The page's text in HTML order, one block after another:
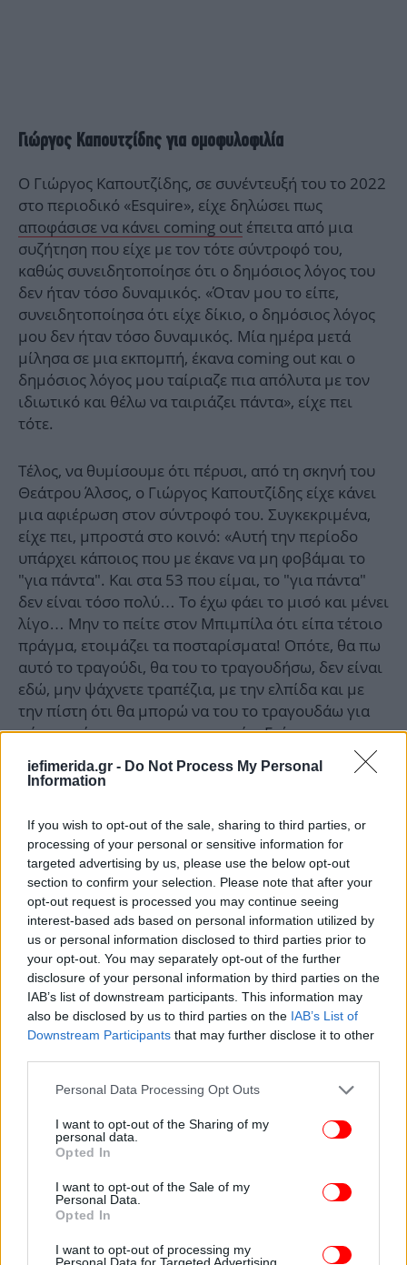
iefimerida.gr - Do Not Process My Personal
Information
If you wish to opt-out of the sale, sharing to third parties, or
processing of your personal or sensitive information for
targeted advertising by us, please use the below opt-out
section to confirm your selection. Please note that after your
opt-out request is processed you may continue seeing
interest-based ads based on personal information utilized by
us or personal information disclosed to third parties prior to
your opt-out. You may separately opt-out of the further
disclosure of your personal information by third parties on the
IAB’s list of downstream participants. This information may
also be disclosed by us to third parties on the IAB’s List of
Downstream Participants that may further disclose it to other
Please note that this website/app uses one or more Google
not limited to your visit or usage behaviour. You may click to
grant or deny consent to Google and its third-party tags to
use your data for below specified purposes in below Google
consent section.
Personal Data Processing Opt Outs
I want to opt-out of the Sharing of my
personal data.
Opted In
I want to opt-out of the Sale of my
Personal Data.
Opted In
I want to opt-out of processing my
Personal Data for Targeted Advertising.
Γιώργος Καπουτζίδης για ομοφυλοφιλία
Ο Γιώργος Καπουτζίδης, σε συνέντευξή του το 2022
στο περιοδικό «Esquire», είχε δηλώσει πως
αποφάσισε να κάνει coming out έπειτα από μια
συζήτηση που είχε με τον τότε σύντροφό του,
καθώς συνειδητοποίησε ότι ο δημόσιος λόγος του
δεν ήταν τόσο δυναμικός. «Όταν μου το είπε,
συνειδητοποίησα ότι είχε δίκιο, ο δημόσιος λόγος
μου δεν ήταν τόσο δυναμικός. Μία ημέρα μετά
μίλησα σε μια εκπομπή, έκανα coming out και ο
δημόσιος λόγος μου ταίριαζε πια απόλυτα με τον
ιδιωτικό και θέλω να ταιριάζει πάντα», είχε πει
τότε.
Τέλος, να θυμίσουμε ότι πέρυσι, από τη σκηνή του
Θεάτρου Άλσος, ο Γιώργος Καπουτζίδης είχε κάνει
μια αφιέρωση στον σύντροφό του. Συγκεκριμένα,
είχε πει, μπροστά στο κοινό: «Αυτή την περίοδο
υπάρχει κάποιος που με έκανε να μη φοβάμαι το
"για πάντα". Και στα 53 που είμαι, το "για πάντα"
δεν είναι τόσο πολύ… Το έχω φάει το μισό και μένει
λίγο… Μην το πείτε στον Μπιμπίλα ότι είπα τέτοιο
πράγμα, ετοιμάζει τα ποσταρίσματα! Οπότε, θα πω
αυτό το τραγούδι, θα του το τραγουδήσω, δεν είναι
εδώ, μην ψάχνετε τραπέζια, με την ελπίδα και με
την πίστη ότι θα μπορώ να του το τραγουδάω για
πάντα», είχε πει χαρακτηριστικά ο Γιώργος